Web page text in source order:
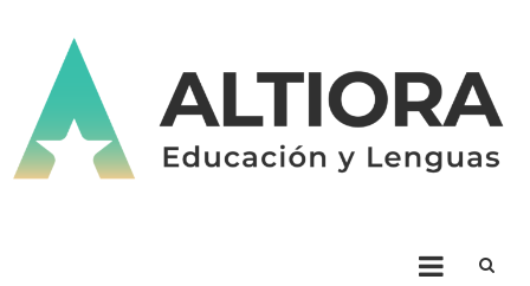
ALTIORA – Educación y